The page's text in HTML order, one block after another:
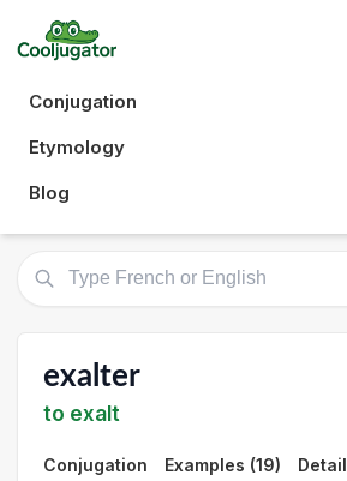
Conjugation
Etymology
Blog
exalter
to exalt
Conjugation Examples (19)